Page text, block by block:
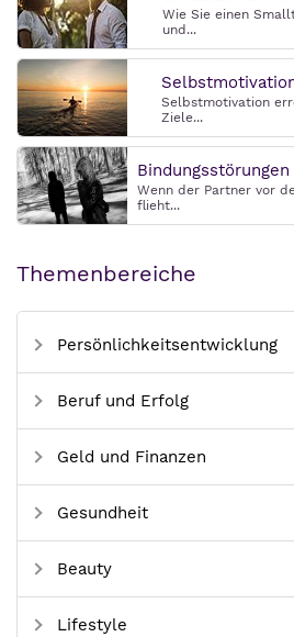
Wie Sie einen
und...
Selbstmotivation
Ziele...
Bindungsstörungen
Wenn der Partner vor
flieht...
Themenbereiche
Persönlichkeitsentwicklung
Beruf und Erfolg
Geld und Finanzen
Gesundheit
Beauty
Lifestyle